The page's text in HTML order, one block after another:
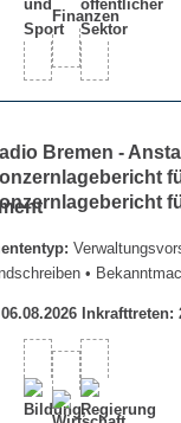
Bremen -
•
Inkrafttreten: